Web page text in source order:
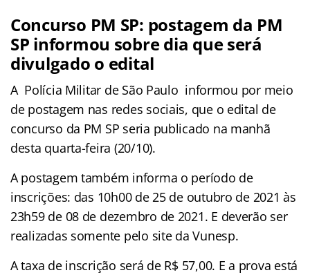
Concurso PM SP: postagem da PM
SP informou sobre dia que será
divulgado o edital
A Polícia Militar de São Paulo informou por meio
de postagem nas redes sociais, que o edital de
concurso da PM SP seria publicado na manhã
desta quarta-feira (20/10).
A postagem também informa o período de
inscrições: das 10h00 de 25 de outubro de 2021 às
23h59 de 08 de dezembro de 2021. E deverão ser
realizadas somente pelo site da Vunesp.
A taxa de inscrição será de R$ 57,00. E a prova está